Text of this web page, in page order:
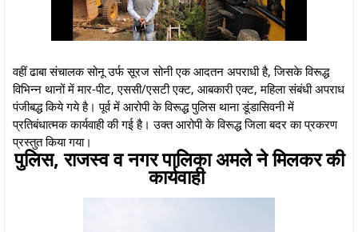
वहीं ढाबा संचालक सोनू उर्फ सूरज सोनी एक आदतन अपराधी है, जिसके विरूद्ध
विभिन्न थानों में मार-पीट, एससी/एसटी एक्ट, आबकारी एक्ट, महिला संबंधी अपराध
पंजीबद्ध किये गये है। पूर्व में आरोपी के विरूद्ध पुलिस थाना डूंडासिवनी में
प्रतिबंधात्मक कार्यवाही की गई है। उक्त आरोपी के विरूद्ध जिला बदर का प्रकरण
प्रस्तुत किया गया।
पुलिस, राजस्व व नगर पालिका अमले ने मिलकर की
कार्यवाही